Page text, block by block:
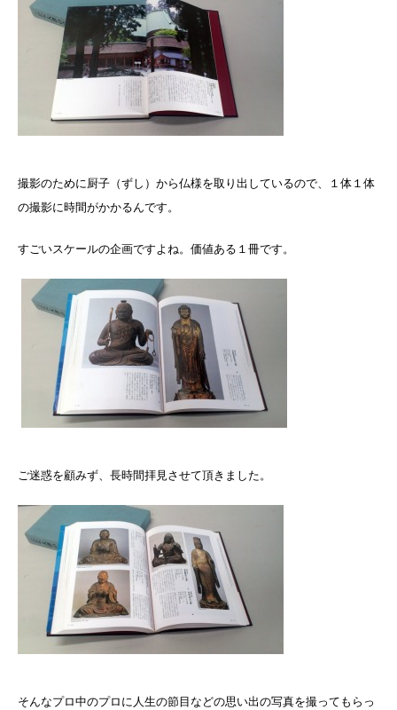
撮影のために厨子（ずし）から仏様を取り出しているので、１体１体
の撮影に時間がかかるんです。
すごいスケールの企画ですよね。価値ある１冊です。
ご迷惑を顧みず、長時間拝見させて頂きました。
そんなプロ中のプロに人生の節目などの思い出の写真を撮ってもらっ